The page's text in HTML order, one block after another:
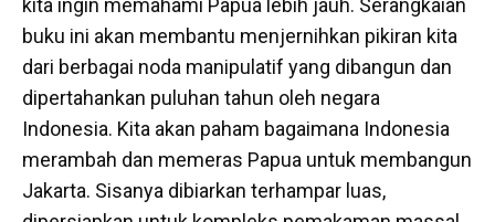
kita ingin memahami Papua lebih jauh. Serangkaian
buku ini akan membantu menjernihkan pikiran kita
dari berbagai noda manipulatif yang dibangun dan
dipertahankan puluhan tahun oleh negara
Indonesia. Kita akan paham bagaimana Indonesia
merambah dan memeras Papua untuk membangun
Jakarta. Sisanya dibiarkan terhampar luas,